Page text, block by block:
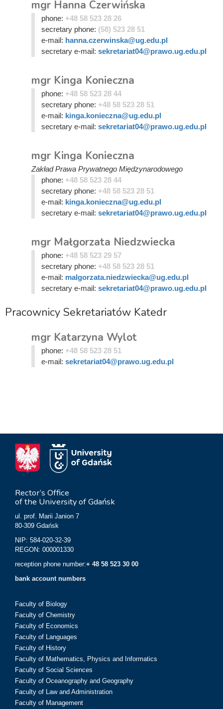
mgr Hanna Czerwińska
phone: +48 58 523 28 26
secretary phone: (58) 523 28 51
e-mail: hanna.czerwinska@ug.edu.pl
secretary e-mail: sekretariat04@prawo.ug.edu.pl
mgr Kinga Konieczna
phone: +48 58 523 28 44
secretary phone: +48 58 523 28 51
e-mail: kinga.konieczna@ug.edu.pl
secretary e-mail: sekretariat04@prawo.ug.edu.pl
mgr Kinga Konieczna
Zakład Prawa Prywatnego Międzynarodowego
phone: +48 58 523 28 44
secretary phone: +48 58 523 28 51
e-mail: kinga.konieczna@ug.edu.pl
secretary e-mail: sekretariat04@prawo.ug.edu.pl
mgr Małgorzata Niedzwiecka
phone: +48 58 523 29 57
secretary phone: +48 58 523 28 51
e-mail: malgorzata.niedzwiecka@ug.edu.pl
secretary e-mail: sekretariat04@prawo.ug.edu.pl
Pracownicy Sekretariatów Katedr
mgr Katarzyna Wylot
phone: +48 58 523 28 51
e-mail: sekretariat04@prawo.ug.edu.pl
Rector’s Office
of the University of Gdańsk
ul. prof. Marii Janion 7
80-309 Gdańsk
NIP: 584-020-32-39
REGON: 000001330
reception phone number:+ 48 58 523 30 00
bank account numbers
Faculty of Biology
Faculty of Chemistry
Faculty of Economics
Faculty of Languages
Faculty of History
Faculty of Mathematics, Physics and Informatics
Faculty of Social Sciences
Faculty of Oceanography and Geography
Faculty of Law and Administration
Faculty of Management